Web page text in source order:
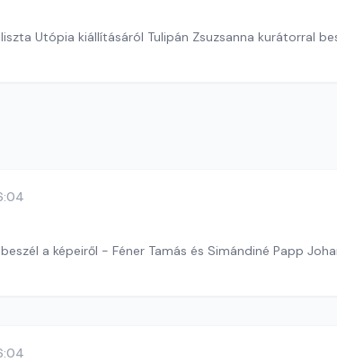
Utópia kiállításáról Tulipán Zsuzsanna kurátorral
a képeiről - Féner Tamás és Simándiné Papp